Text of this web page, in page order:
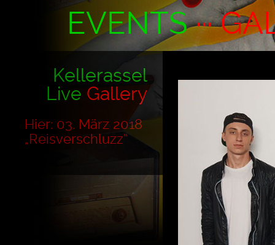
EVENTS···
Kellerassel
Live Gallery
Hier: 03. März 2018
„Reisverschluzz“